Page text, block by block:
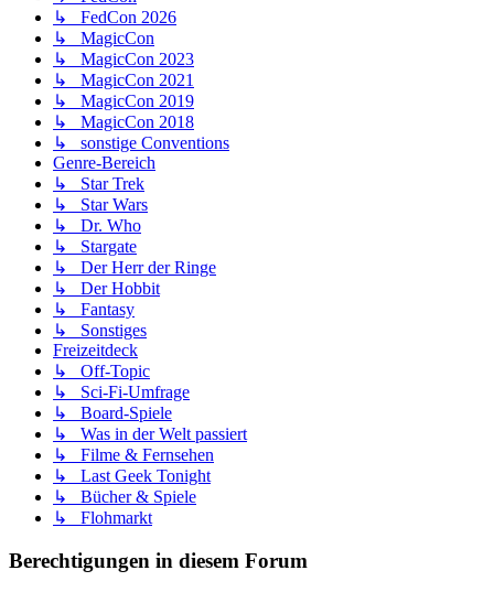
↳ FedCon 2026
↳ MagicCon
↳ MagicCon 2023
↳ MagicCon 2021
↳ MagicCon 2019
↳ MagicCon 2018
↳ sonstige Conventions
Genre-Bereich
↳ Star Trek
↳ Star Wars
↳ Dr. Who
↳ Stargate
↳ Der Herr der Ringe
↳ Der Hobbit
↳ Fantasy
↳ Sonstiges
Freizeitdeck
↳ Off-Topic
↳ Sci-Fi-Umfrage
↳ Board-Spiele
↳ Was in der Welt passiert
↳ Filme & Fernsehen
↳ Last Geek Tonight
↳ Bücher & Spiele
↳ Flohmarkt
Berechtigungen in diesem Forum